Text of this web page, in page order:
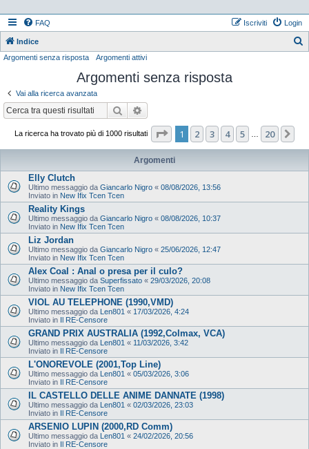
FAQ Login
Iscriviti
Indice
Argomenti senza risposta Argomenti attivi
Argomenti senza risposta
Vai alla ricerca avanzata
Cerca
La ricerca ha trovato più di 1000 risultati Pagina di 20
1 2 3 4 5 20
Argomenti
Elly Clutch
Ultimo messaggio da Giancarlo Nigro « 08/08/2026, 13:56
Inviato in New Ifix Tcen Tcen
Reality Kings
Ultimo messaggio da Giancarlo Nigro « 08/08/2026, 10:37
Inviato in New Ifix Tcen Tcen
Liz Jordan
Ultimo messaggio da Giancarlo Nigro « 25/06/2026, 12:47
Inviato in New Ifix Tcen Tcen
Alex Coal : Anal o presa per il culo?
Ultimo messaggio da Superfissato « 29/03/2026, 20:08
Inviato in New Ifix Tcen Tcen
VIOL AU TELEPHONE (1990,VMD)
Ultimo messaggio da Len801 « 17/03/2026, 4:24
Inviato in Il RE-Censore
GRAND PRIX AUSTRALIA (1992,Colmax, VCA)
Ultimo messaggio da Len801 « 11/03/2026, 3:42
Inviato in Il RE-Censore
L'ONOREVOLE (2001,Top Line)
Ultimo messaggio da Len801 « 05/03/2026, 3:06
Inviato in Il RE-Censore
IL CASTELLO DELLE ANIME DANNATE (1998)
Ultimo messaggio da Len801 « 02/03/2026, 23:03
Inviato in Il RE-Censore
ARSENIO LUPIN (2000,RD Comm)
Ultimo messaggio da Len801 « 24/02/2026, 20:56
Inviato in Il RE-Censore